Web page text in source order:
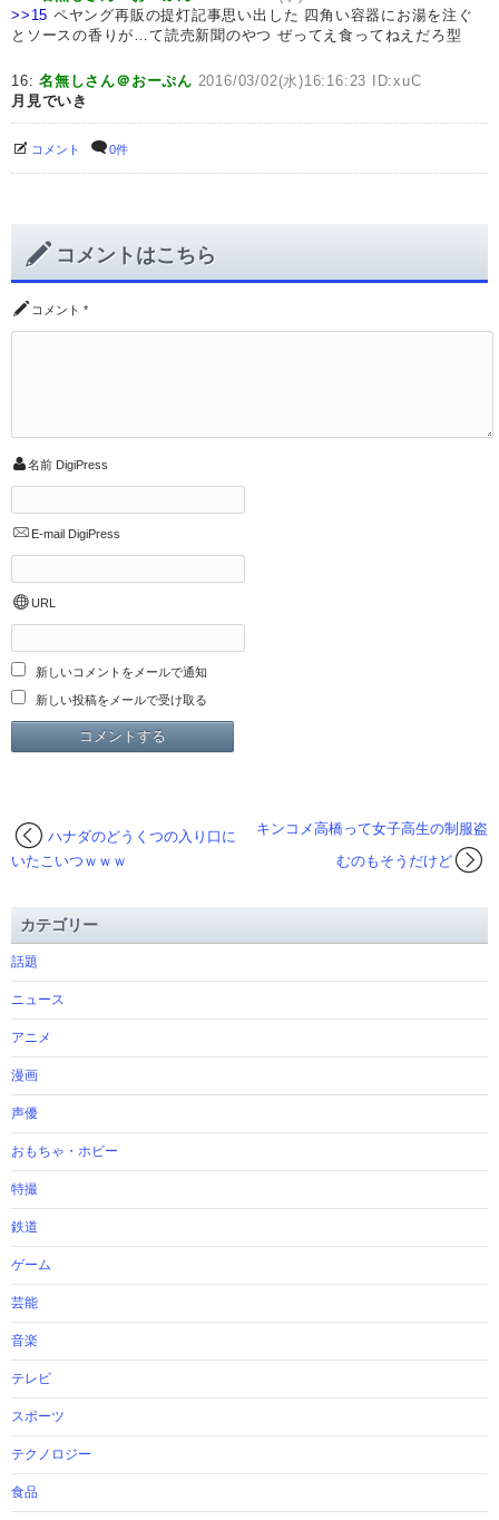
>>15 ペヤング再販の提灯記事思い出した 四角い容器にお湯を注ぐ
とソースの香りが…て読売新聞のやつ ぜってえ食ってねえだろ型
16:名無しさん＠おーぷん 2016/03/02(水)16:16:23 ID:xuC
月見でいき
コメント 0件
コメントはこちら
コメント *
名前 DigiPress
E-mail DigiPress
URL
新しいコメントをメールで通知
新しい投稿をメールで受け取る
キンコメ高橋って女子高生の制服盗
むのもそうだけど
ハナダのどうくつの入り口に
いたこいつｗｗｗ
カテゴリー
話題
ニュース
アニメ
漫画
声優
おもちゃ・ホビー
特撮
鉄道
ゲーム
芸能
音楽
テレビ
スポーツ
テクノロジー
食品